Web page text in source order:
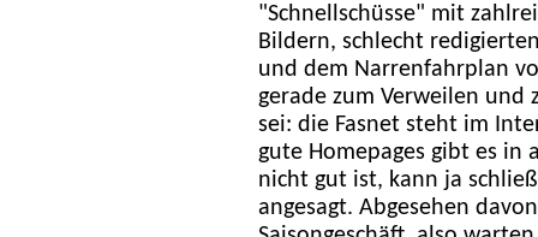
"Schnellschüsse" mit
Bildern, schlecht
und dem Narrenfahrplan
gerade zum Verweilen und
sei: die Fasnet steht im
gute Homepages gibt es in
nicht gut ist, kann ja
angesagt. Abgesehen